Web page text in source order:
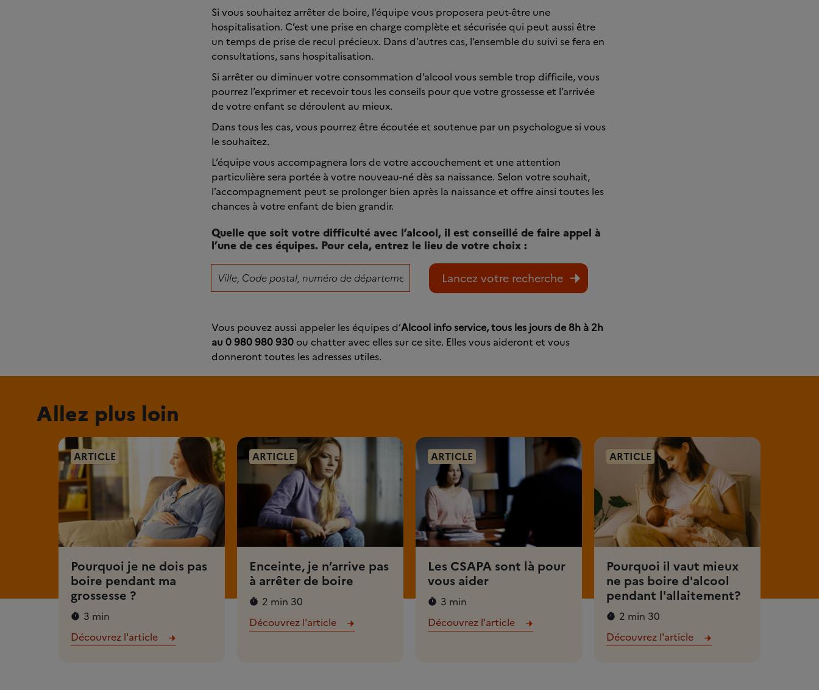
Si vous souhaitez arrêter de boire, l’équipe vous proposera peut-être une
hospitalisation. C’est une prise en charge complète et sécurisée qui peut aussi être
un temps de prise de recul précieux. Dans d’autres cas, l’ensemble du suivi se fera en
consultations, sans hospitalisation.
Si arrêter ou diminuer votre consommation d’alcool vous semble trop difficile, vous
pourrez l’exprimer et recevoir tous les conseils pour que votre grossesse et l’arrivée
de votre enfant se déroulent au mieux.
Dans tous les cas, vous pourrez être écoutée et soutenue par un psychologue si vous
le souhaitez.
L’équipe vous accompagnera lors de votre accouchement et une attention
particulière sera portée à votre nouveau-né dès sa naissance. Selon votre souhait,
l’accompagnement peut se prolonger bien après la naissance et offre ainsi toutes les
chances à votre enfant de bien grandir.
Quelle que soit votre difficulté avec l’alcool, il est conseillé de faire appel à
l’une de ces équipes. Pour cela, entrez le lieu de votre choix :
Vous pouvez aussi appeler les équipes d’Alcool info service, tous les jours de 8h à 2h
au 0 980 980 930 ou chatter avec elles sur ce site. Elles vous aideront et vous
donneront toutes les adresses utiles.
Allez plus loin
ARTICLE
Pourquoi je ne dois pas
boire pendant ma
grossesse ?
3 min
Découvrez l'article
ARTICLE
Enceinte, je n’arrive pas
à arrêter de boire
2 min 30
Découvrez l'article
ARTICLE
Les CSAPA sont là pour
vous aider
3 min
Découvrez l'article
ARTICLE
Pourquoi il vaut mieux
ne pas boire d'alcool
pendant l'allaitement?
2 min 30
Découvrez l'article